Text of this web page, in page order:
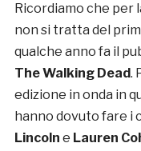
Ricordiamo che per
non si tratta del
qualche anno fa il
The Walking Dead.
edizione in onda in
hanno dovuto fare i
Lincoln e Lauren